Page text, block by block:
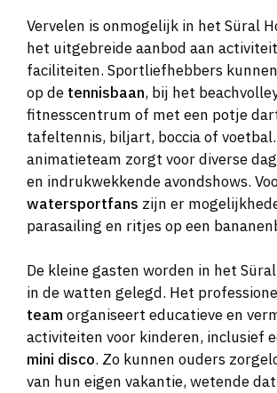
Vervelen is onmogelijk in het Süral
het uitgebreide aanbod aan
faciliteiten. Sportliefhebbers
op de tennisbaan, bij het
fitnesscentrum of met een potje
tafeltennis, biljart, boccia of
animatieteam zorgt voor diverse
en indrukwekkende avondshows.
watersportfans zijn er
parasailing en ritjes op een
De kleine gasten worden in het
in de watten gelegd. Het
team organiseert educatieve en
activiteiten voor kinderen, inclusief
mini disco. Zo kunnen ouders
van hun eigen vakantie, wetende